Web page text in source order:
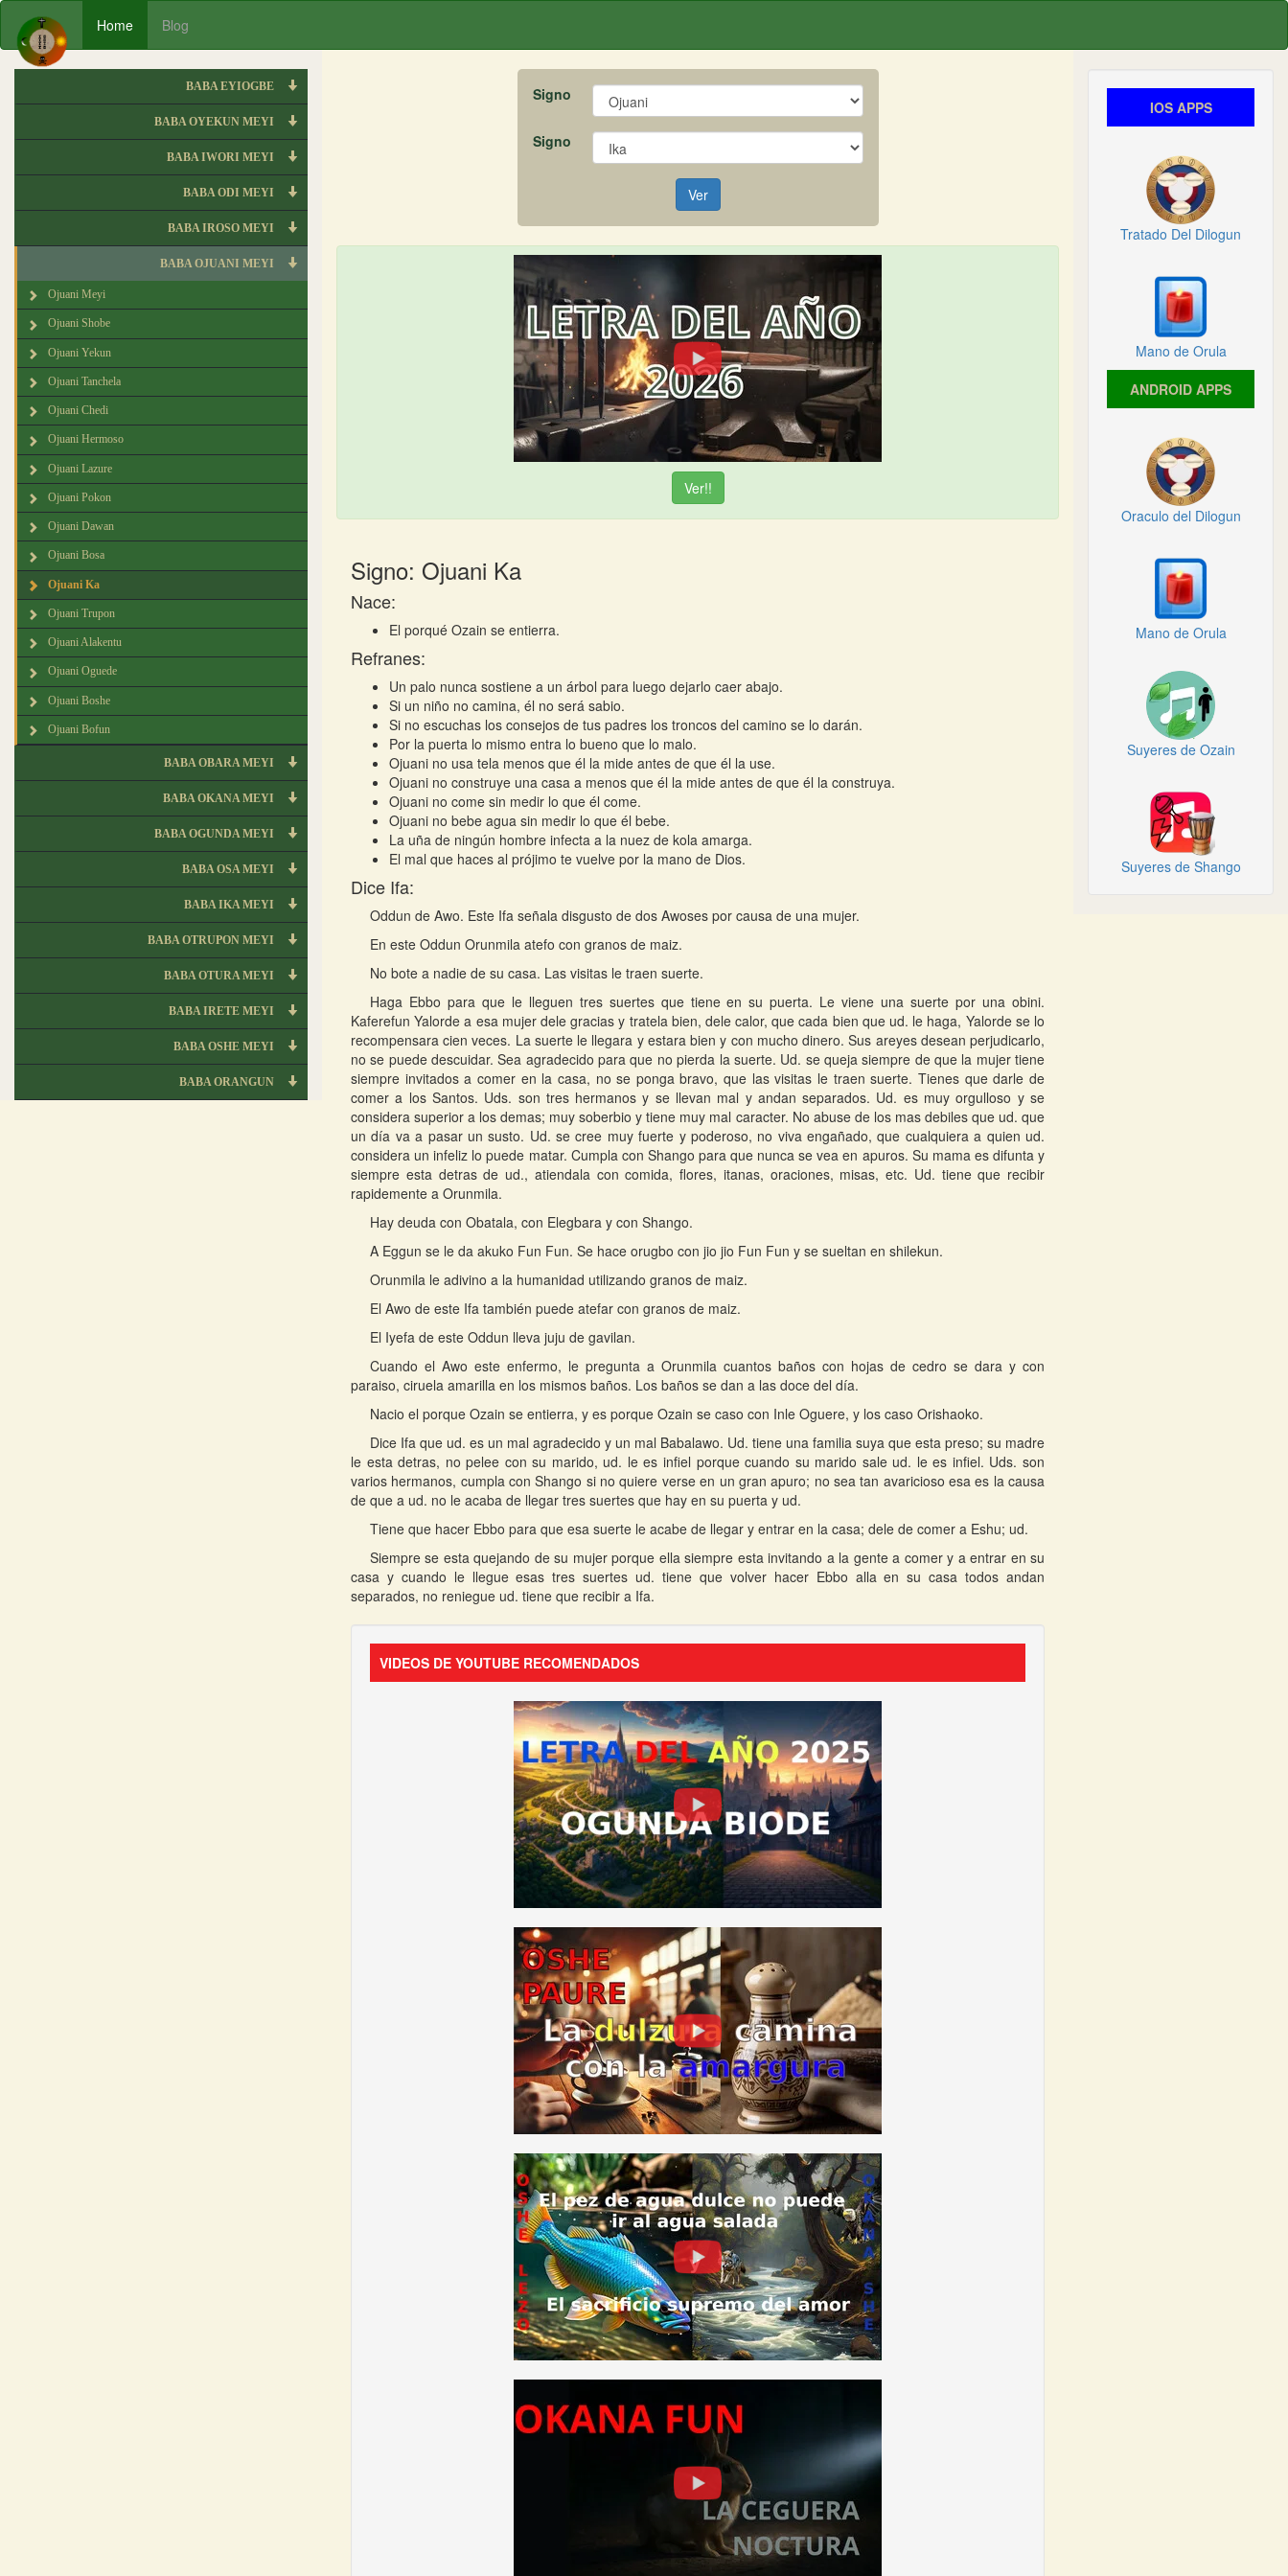
Home Blog
BABA EYIOGBE
BABA OYEKUN MEYI
BABA IWORI MEYI
BABA ODI MEYI
BABA IROSO MEYI
BABA OJUANI MEYI
Ojuani Meyi
Ojuani Shobe
Ojuani Yekun
Ojuani Tanchela
Ojuani Chedi
Ojuani Hermoso
Ojuani Lazure
Ojuani Pokon
Ojuani Dawan
Ojuani Bosa
Ojuani Ka
Ojuani Trupon
Ojuani Alakentu
Ojuani Oguede
Ojuani Boshe
Ojuani Bofun
BABA OBARA MEYI
BABA OKANA MEYI
BABA OGUNDA MEYI
BABA OSA MEYI
BABA IKA MEYI
BABA OTRUPON MEYI
BABA OTURA MEYI
BABA IRETE MEYI
BABA OSHE MEYI
BABA ORANGUN
Signo
Signo
Ver
Ver!!
Signo: Ojuani Ka
Nace:
El porqué Ozain se entierra.
Refranes:
Un palo nunca sostiene a un árbol para luego dejarlo caer abajo.
Si un niño no camina, él no será sabio.
Si no escuchas los consejos de tus padres los troncos del camino se lo darán.
Por la puerta lo mismo entra lo bueno que lo malo.
Ojuani no usa tela menos que él la mide antes de que él la use.
Ojuani no construye una casa a menos que él la mide antes de que él la construya.
Ojuani no come sin medir lo que él come.
Ojuani no bebe agua sin medir lo que él bebe.
La uña de ningún hombre infecta a la nuez de kola amarga.
El mal que haces al prójimo te vuelve por la mano de Dios.
Dice Ifa:
Oddun de Awo. Este Ifa señala disgusto de dos Awoses por causa de una mujer.
En este Oddun Orunmila atefo con granos de maiz.
No bote a nadie de su casa. Las visitas le traen suerte.
Haga Ebbo para que le lleguen tres suertes que tiene en su puerta. Le viene una suerte por una obini.
Kaferefun Yalorde a esa mujer dele gracias y tratela bien, dele calor, que cada bien que ud. le haga, Yalorde se lo
recompensara cien veces. La suerte le llegara y estara bien y con mucho dinero. Sus areyes desean perjudicarlo,
no se puede descuidar. Sea agradecido para que no pierda la suerte. Ud. se queja siempre de que la mujer tiene
siempre invitados a comer en la casa, no se ponga bravo, que las visitas le traen suerte. Tienes que darle de
comer a los Santos. Uds. son tres hermanos y se llevan mal y andan separados. Ud. es muy orgulloso y se
considera superior a los demas; muy soberbio y tiene muy mal caracter. No abuse de los mas debiles que ud. que
un día va a pasar un susto. Ud. se cree muy fuerte y poderoso, no viva engañado, que cualquiera a quien ud.
considera un infeliz lo puede matar. Cumpla con Shango para que nunca se vea en apuros. Su mama es difunta y
siempre esta detras de ud., atiendala con comida, flores, itanas, oraciones, misas, etc. Ud. tiene que recibir
rapidemente a Orunmila.
Hay deuda con Obatala, con Elegbara y con Shango.
A Eggun se le da akuko Fun Fun. Se hace orugbo con jio jio Fun Fun y se sueltan en shilekun.
Orunmila le adivino a la humanidad utilizando granos de maiz.
El Awo de este Ifa también puede atefar con granos de maiz.
El Iyefa de este Oddun lleva juju de gavilan.
Cuando el Awo este enfermo, le pregunta a Orunmila cuantos baños con hojas de cedro se dara y con
paraiso, ciruela amarilla en los mismos baños. Los baños se dan a las doce del día.
Nacio el porque Ozain se entierra, y es porque Ozain se caso con Inle Oguere, y los caso Orishaoko.
Dice Ifa que ud. es un mal agradecido y un mal Babalawo. Ud. tiene una familia suya que esta preso; su madre
le esta detras, no pelee con su marido, ud. le es infiel porque cuando su marido sale ud. le es infiel. Uds. son
varios hermanos, cumpla con Shango si no quiere verse en un gran apuro; no sea tan avaricioso esa es la causa
de que a ud. no le acaba de llegar tres suertes que hay en su puerta y ud.
Tiene que hacer Ebbo para que esa suerte le acabe de llegar y entrar en la casa; dele de comer a Eshu; ud.
Siempre se esta quejando de su mujer porque ella siempre esta invitando a la gente a comer y a entrar en su
casa y cuando le llegue esas tres suertes ud. tiene que volver hacer Ebbo alla en su casa todos andan
separados, no reniegue ud. tiene que recibir a Ifa.
VIDEOS DE YOUTUBE RECOMENDADOS
IOS APPS
Tratado Del Dilogun
Mano de Orula
ANDROID APPS
Oraculo del Dilogun
Mano de Orula
Suyeres de Ozain
Suyeres de Shango